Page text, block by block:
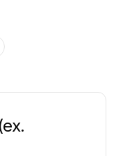
boutique en
sur